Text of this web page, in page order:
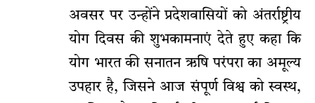
अवसर पर उन्होंने प्रदेशवासियों को अंतर्राष्ट्रीय
योग दिवस की शुभकामनाएं देते हुए कहा कि
योग भारत की सनातन ऋषि परंपरा का अमूल्य
उपहार है, जिसने आज संपूर्ण विश्व को स्वस्थ,